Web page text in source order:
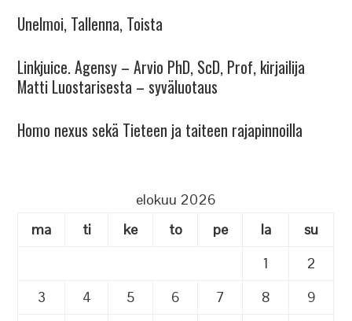
Unelmoi, Tallenna, Toista
Linkjuice. Agensy – Arvio PhD, ScD, Prof, kirjailija
Matti Luostarisesta – syväluotaus
Homo nexus sekä Tieteen ja taiteen rajapinnoilla
elokuu 2026
ma
ti ke to pe la
su
1
2
3
4 5 6 7 8
9